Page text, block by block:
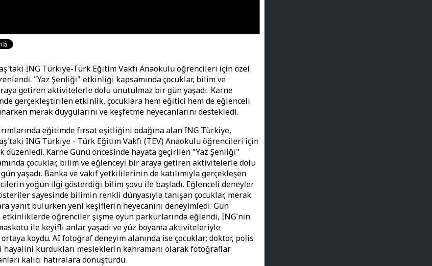
ING Türkiye-Türk Eğitim Vakfı Anaokulu öğrencileri için özel
"Yaz Şenliği" etkinliği kapsamında çocuklar, bilim ve
getiren aktivitelerle dolu unutulmaz bir gün yaşadı. Karne
gerçekleştirilen etkinlik, çocuklara hem eğitici hem de eğlenceli
merak duygularını ve keşfetme heyecanlarını destekledi.
eğitimde fırsat eşitliğini odağına alan ING Türkiye,
ING Türkiye - Türk Eğitim Vakfı (TEV) Anaokulu öğrencileri için
Karne Günü öncesinde hayata geçirilen "Yaz Şenliği"
çocuklar, bilim ve eğlenceyi bir araya getiren aktivitelerle dolu
yaşadı. Banka ve vakıf yetkililerinin de katılımıyla gerçekleşen
yoğun ilgi gösterdiği bilim şovu ile başladı. Eğlenceli deneyler
sayesinde bilimin renkli dünyasıyla tanışan çocuklar, merak
yanıt bulurken yeni keşiflerin heyecanını deneyimledi. Gün
etkinliklerde öğrenciler şişme oyun parkurlarında eğlendi, ING'nin
ile keyifli anlar yaşadı ve yüz boyama aktiviteleriyle
koydu. AI fotoğraf deneyim alanında ise çocuklar; doktor, polis
hayalini kurdukları mesleklerin kahramanı olarak fotoğraflar
kalıcı hatıralara dönüştürdü.